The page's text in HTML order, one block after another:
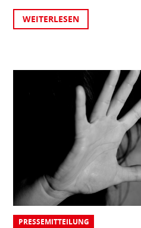
WEITERLESEN
PRESSEMITTEILUNG